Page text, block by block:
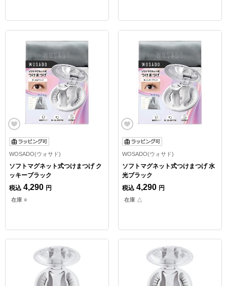
WOSADO(ウォサド)
ソフトマグネット式つけまつげ ク
ッキーブラック
税込 4,290 円
在庫 ○
WOSADO(ウォサド)
ソフトマグネット式つけまつげ 水
光ブラック
税込 4,290 円
在庫 △